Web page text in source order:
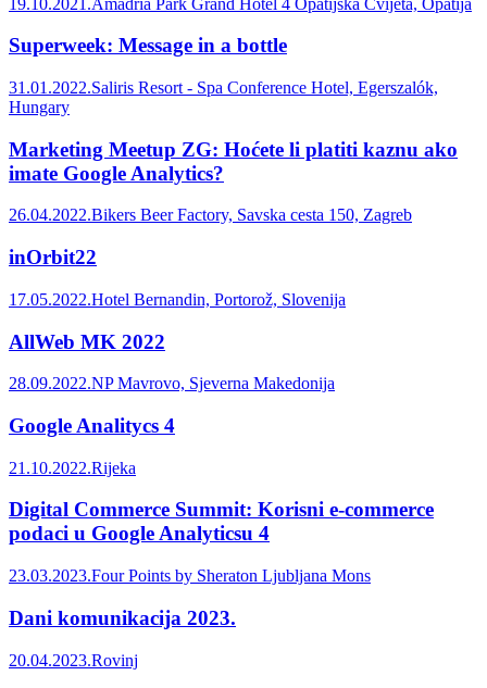
Superweek: Message in a bottle
31.01.2022.Saliris Resort - Spa Conference Hotel, Egerszalók,
Hungary
Marketing Meetup ZG: Hoćete li platiti kaznu ako
imate Google Analytics?
26.04.2022.Bikers Beer Factory, Savska cesta 150, Zagreb
inOrbit22
17.05.2022.Hotel Bernandin, Portorož, Slovenija
AllWeb MK 2022
28.09.2022.NP Mavrovo, Sjeverna Makedonija
Google Analitycs 4
21.10.2022.Rijeka
Digital Commerce Summit: Korisni e-commerce
podaci u Google Analyticsu 4
23.03.2023.Four Points by Sheraton Ljubljana Mons
Dani komunikacija 2023.
20.04.2023.Rovinj